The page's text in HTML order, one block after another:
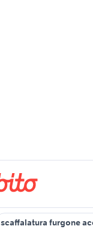
scaffalatura furgone